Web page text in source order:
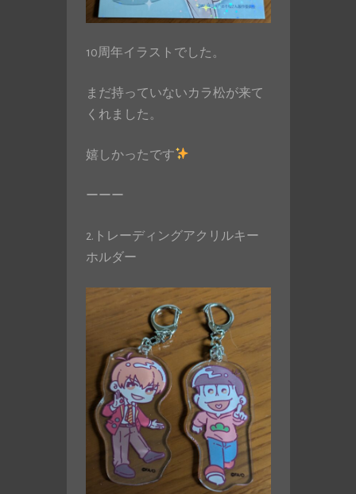
10周年イラストでした。
まだ持っていないカラ松が来て
くれました。
嬉しかったです
ーーー
2.トレーディングアクリルキー
ホルダー